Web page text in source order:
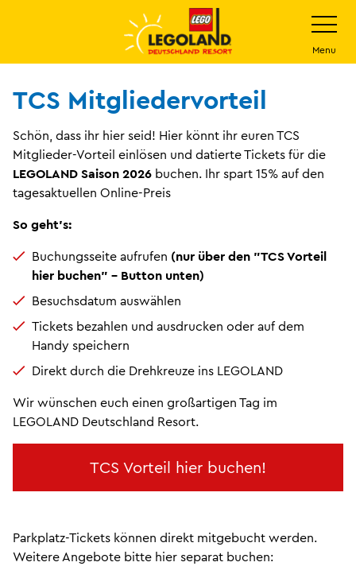
Menu
TCS Mitgliedervorteil
Schön, dass ihr hier seid! Hier könnt ihr euren TCS
Mitglieder-Vorteil einlösen und datierte Tickets für die
LEGOLAND Saison 2026 buchen. Ihr spart 15% auf den
tagesaktuellen Online-Preis
So geht's:
Buchungsseite aufrufen (nur über den "TCS Vorteil
hier buchen" - Button unten)
Besuchsdatum auswählen
Tickets bezahlen und ausdrucken oder auf dem
Handy speichern
Direkt durch die Drehkreuze ins LEGOLAND
Wir wünschen euch einen großartigen Tag im
LEGOLAND Deutschland Resort.
TCS Vorteil hier buchen!
Parkplatz-Tickets können direkt mitgebucht werden.
Weitere Angebote bitte hier separat buchen: